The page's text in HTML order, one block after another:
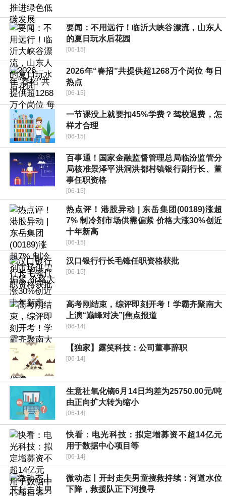
要闻：不用远行！临沂大峡谷漂流，山东人
的夏日玩水后花园
[06-15]
2026年“春招”共提供超1268万个岗位 每日
热点
[06-15]
一节课没上就要扣45%学费？驾校退费，怎
样才合理
[06-15]
百事通！国家金融监督管理总局临汾监管分
局核准景泽平洪洞洪都村镇银行副行长、董
事任职资格
[06-15]
热点评！港股异动 | 东岳集团(00189)涨超
7% 制冷剂市场供需偏紧 价格大涨30%创近
十年新高
[06-15]
汉口银行行长毛锋任职资格获批
[06-15]
高考刚结束，综评即刻开考！学霸齐聚南大
上演“巅峰对决”|焦点报道
[06-14]
【独家】露笑科技：公司董事辞职
[06-14]
生意社氧化镝6月14日均差为25750.00元/吨
由正向扩大转为缩小
[06-14]
快看：电光科技：拟定增募资不超14亿元
用于数据中心项目等
[06-14]
微动态丨开封走失男童搜救持续：河道水位
下降，救援队正下河搜寻